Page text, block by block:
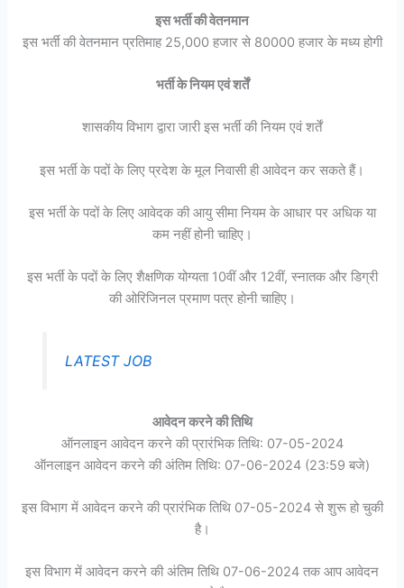
इस भर्ती की वेतनमान
इस भर्ती की वेतनमान प्रतिमाह 25,000 हजार से 80000 हजार के मध्य होगी
भर्ती के नियम एवं शर्तें
शासकीय विभाग द्वारा जारी इस भर्ती की नियम एवं शर्तें
इस भर्ती के पदों के लिए प्रदेश के मूल निवासी ही आवेदन कर सकते हैं।
इस भर्ती के पदों के लिए आवेदक की आयु सीमा नियम के आधार पर अधिक या
कम नहीं होनी चाहिए।
इस भर्ती के पदों के लिए शैक्षणिक योग्यता 10वीं और 12वीं, स्नातक और डिग्री
की ओरिजिनल प्रमाण पत्र होनी चाहिए।
LATEST JOB
आवेदन करने की तिथि
ऑनलाइन आवेदन करने की प्रारंभिक तिथि: 07-05-2024
ऑनलाइन आवेदन करने की अंतिम तिथि: 07-06-2024 (23:59 बजे)
इस विभाग में आवेदन करने की प्रारंभिक तिथि 07-05-2024 से शुरू हो चुकी
है।
इस विभाग में आवेदन करने की अंतिम तिथि 07-06-2024 तक आप आवेदन